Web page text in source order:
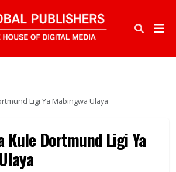
Ligi Ya Mabingwa Ulaya
Kule Dortmund Ligi Ya